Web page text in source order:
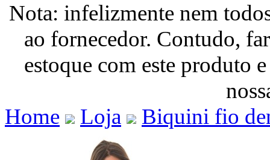
Nota: infelizmente nem
ao fornecedor. Contudo,
estoque com este produto
Home
Loja Biquini fio